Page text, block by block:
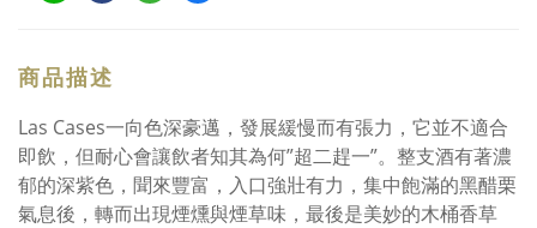
商品描述
Las Cases一向色深豪邁，發展緩慢而有張力，它並不適合
即飲，但耐心會讓飲者知其為何”超二趕一”。整支酒有著濃
郁的深紫色，聞來豐富，入口強壯有力，集中飽滿的黑醋栗
氣息後，轉而出現煙燻與煙草味，最後是美妙的木桶香草